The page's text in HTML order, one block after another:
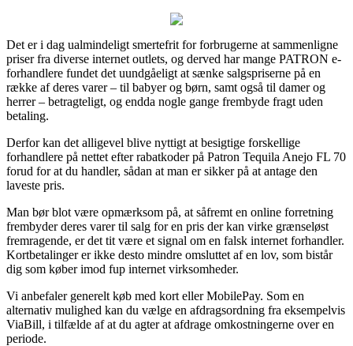
Det er i dag ualmindeligt smertefrit for forbrugerne at sammenligne
priser fra diverse internet outlets, og derved har mange PATRON e-
forhandlere fundet det uundgåeligt at sænke salgspriserne på en
række af deres varer – til babyer og børn, samt også til damer og
herrer – betragteligt, og endda nogle gange frembyde fragt uden
betaling.
Derfor kan det alligevel blive nyttigt at besigtige forskellige
forhandlere på nettet efter rabatkoder på Patron Tequila Anejo FL 70
forud for at du handler, sådan at man er sikker på at antage den
laveste pris.
Man bør blot være opmærksom på, at såfremt en online forretning
frembyder deres varer til salg for en pris der kan virke grænseløst
fremragende, er det tit være et signal om en falsk internet forhandler.
Kortbetalinger er ikke desto mindre omsluttet af en lov, som bistår
dig som køber imod fup internet virksomheder.
Vi anbefaler generelt køb med kort eller MobilePay. Som en
alternativ mulighed kan du vælge en afdragsordning fra eksempelvis
ViaBill, i tilfælde af at du agter at afdrage omkostningerne over en
periode.